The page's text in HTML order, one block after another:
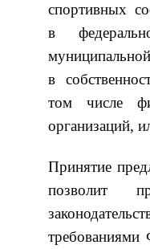
спортивных
в
в
том числе
организаций,
Принятие
позволит
требованиями